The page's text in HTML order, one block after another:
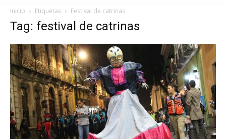
Inicio Etiquetas Festival de catrinas
Tag: festival de catrinas